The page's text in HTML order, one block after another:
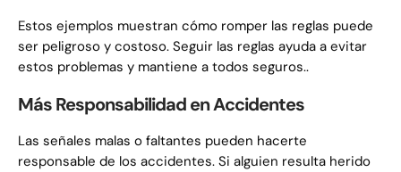
Estos ejemplos muestran cómo romper las reglas puede
ser peligroso y costoso. Seguir las reglas ayuda a evitar
estos problemas y mantiene a todos seguros..
Más Responsabilidad en Accidentes
Las señales malas o faltantes pueden hacerte
responsable de los accidentes. Si alguien resulta herido